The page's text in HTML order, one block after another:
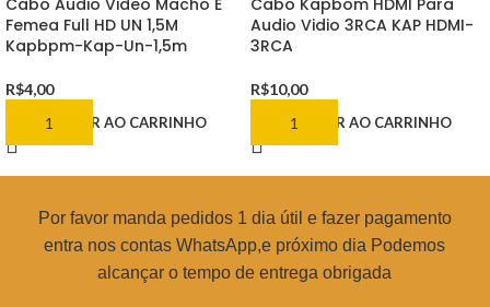
Cabo Audio Video Macho E
Femea Full HD UN 1,5M
Kapbpm-Kap-Un-1,5m
R$4,00
ADICIONAR AO CARRINHO
Cabo Kapbom HDMI Para
Audio Vidio 3RCA KAP HDMI-
3RCA
R$10,00
ADICIONAR AO CARRINHO
Por favor manda pedidos 1 dia útil e fazer pagamento
entra nos contas WhatsApp,e próximo dia Podemos
alcançar o tempo de entrega obrigada